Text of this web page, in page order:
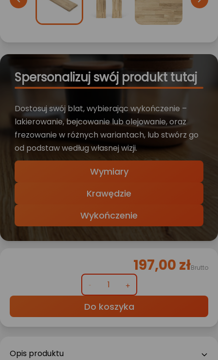
Spersonalizuj swój produkt tutaj
Dostosuj swój blat, wybierając wykończenie –
lakierowanie, bejcowanie lub olejowanie, oraz
frezowanie w różnych wariantach, lub stwórz go
od podstaw według własnej wizji.
Wymiary
Krawędzie
Wykończenie
197,00 złBrutto
Do koszyka
Opis produktu